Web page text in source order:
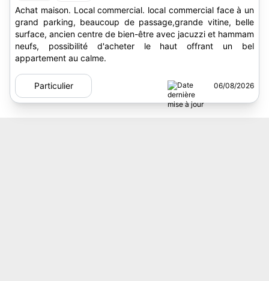
Achat maison. Local commercial. local commercial face à un
grand parking, beaucoup de passage,grande vitine, belle
surface, ancien centre de bien-être avec jacuzzi et hammam
neufs, possibilité d'acheter le haut offrant un bel
appartement au calme.
Particulier 06/08/2026